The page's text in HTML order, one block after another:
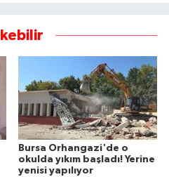
Bursa Orhangazi'de o
okulda yıkım başladı! Yerine
yenisi yapılıyor